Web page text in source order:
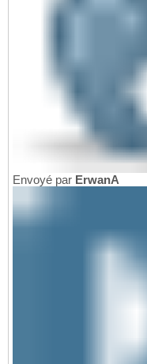
Envoyé par ErwanA